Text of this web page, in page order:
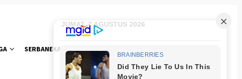
JUMAT, 7 AGUSTUS 2026
SERBANEKA FOTO